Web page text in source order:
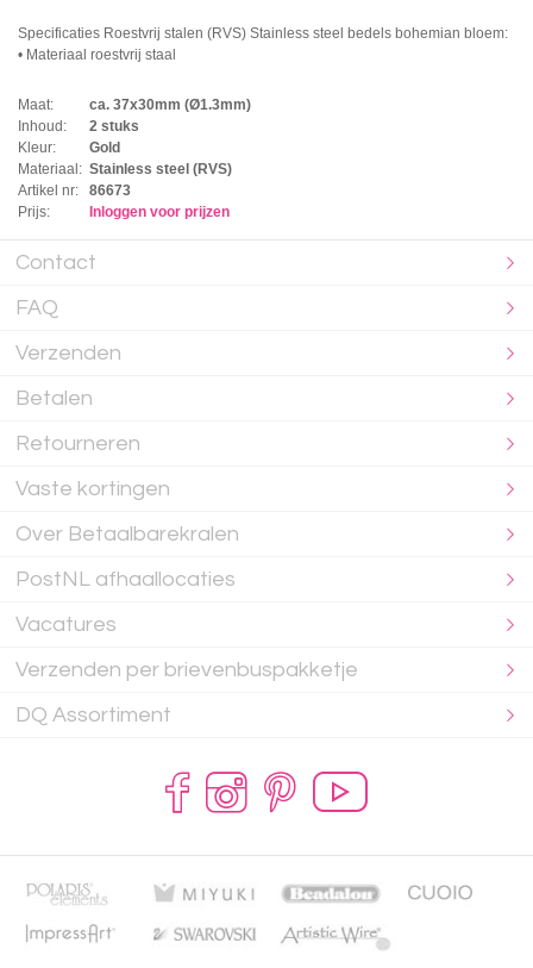
Specificaties Roestvrij stalen (RVS) Stainless steel bedels bohemian bloem:
• Materiaal roestvrij staal
Maat:
ca. 37x30mm (Ø1.3mm)
Inhoud:
2 stuks
Kleur:
Gold
Materiaal: Stainless steel (RVS)
Artikel nr:
86673
Prijs:
Inloggen voor prijzen
Contact
FAQ
Verzenden
Betalen
Retourneren
Vaste kortingen
Over Betaalbarekralen
PostNL afhaallocaties
Vacatures
Verzenden per brievenbuspakketje
DQ Assortiment